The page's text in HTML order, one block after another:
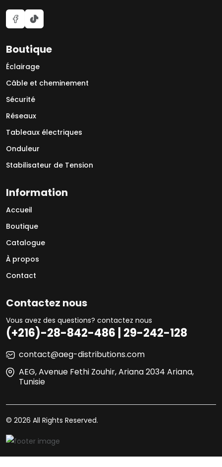
Boutique
Éclairage
Câble et cheminement
Sécurité
Réseaux
Tableaux électriques
Onduleur
Stabilisateur de Tension
Information
Accueil
Boutique
Catalogue
À propos
Contact
Contactez nous
Vous avez des questions? contactez nous
(+216)-28-842-486 | 29-242-128
contact@aeg-distributions.com
AEG, Avenue Fethi Zouhir, Ariana 2034 Ariana,
Tunisie
© 2026 All Rights Reserved.